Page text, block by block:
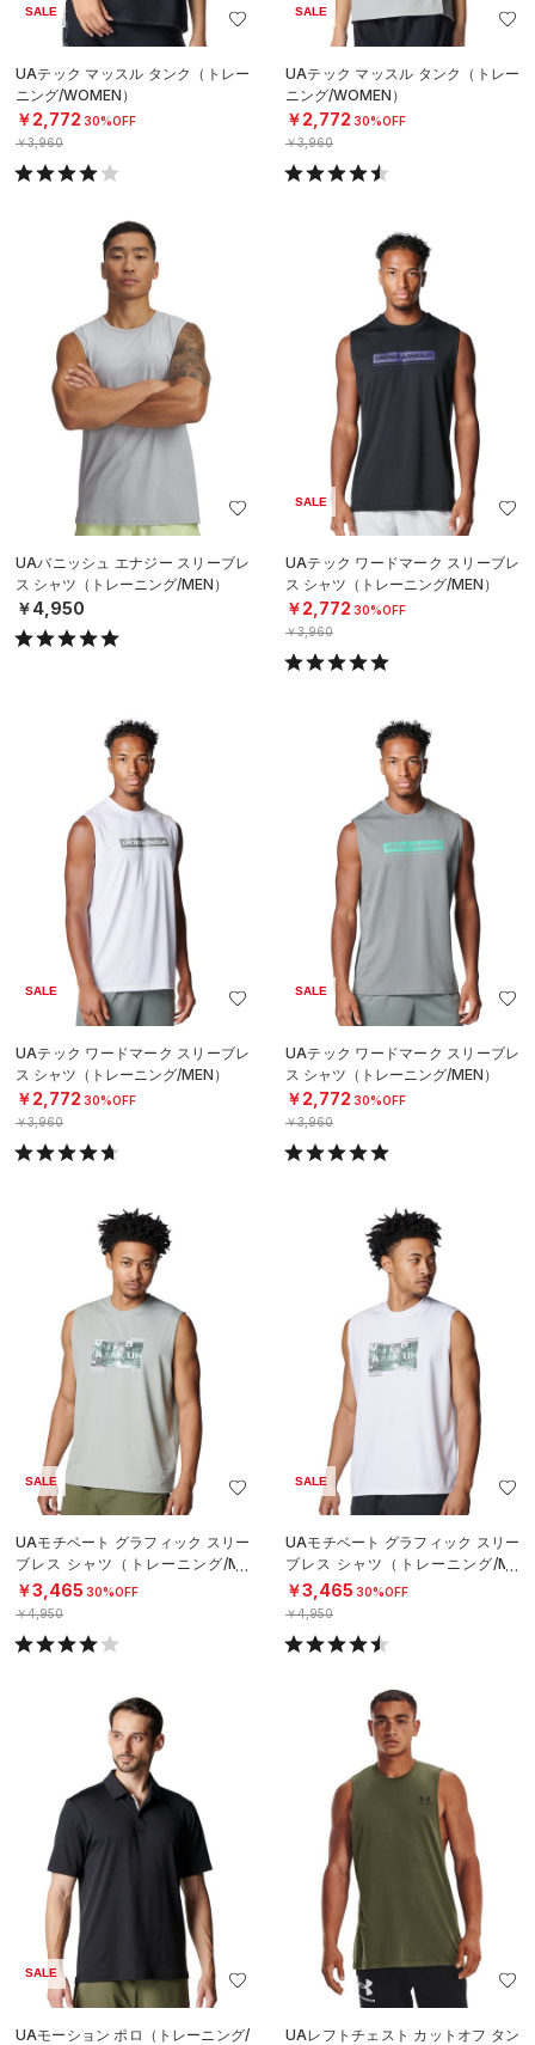
SALE
UAテック マッスル タンク（トレー
ニング/WOMEN）
￥2,772 30%OFF
￥3,960
SALE
UAテック マッスル タンク（トレー
ニング/WOMEN）
￥2,772 30%OFF
￥3,960
UAバニッシュ エナジー スリーブレ
ス シャツ（トレーニング/MEN）
￥4,950
SALE
UAテック ワードマーク スリーブレ
ス シャツ（トレーニング/MEN）
￥2,772 30%OFF
￥3,960
SALE
UAテック ワードマーク スリーブレ
ス シャツ（トレーニング/MEN）
￥2,772 30%OFF
￥3,960
SALE
UAテック ワードマーク スリーブレ
ス シャツ（トレーニング/MEN）
￥2,772 30%OFF
￥3,960
SALE
UAモチベート グラフィック スリー
ブレス シャツ（トレーニング/ME
N）
￥3,465 30%OFF
￥4,950
SALE
UAモチベート グラフィック スリー
ブレス シャツ（トレーニング/ME
N）
￥3,465 30%OFF
￥4,950
SALE
UAモーション ポロ（トレーニング/
UAレフトチェスト カットオフ タン